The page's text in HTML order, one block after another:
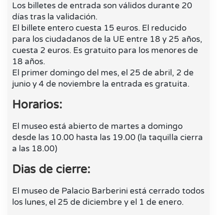
Los billetes de entrada son válidos durante 20
días tras la validación.
El billete entero cuesta 15 euros. El reducido
para los ciudadanos de la UE entre 18 y 25 años,
cuesta 2 euros. Es gratuito para los menores de
18 años.
El primer domingo del mes, el 25 de abril, 2 de
junio y 4 de noviembre la entrada es gratuita.
Horarios:
El museo está abierto de martes a domingo
desde las 10.00 hasta las 19.00 (la taquilla cierra
a las 18.00)
Dias de cierre:
El museo de Palacio Barberini está cerrado todos
los lunes, el 25 de diciembre y el 1 de enero.